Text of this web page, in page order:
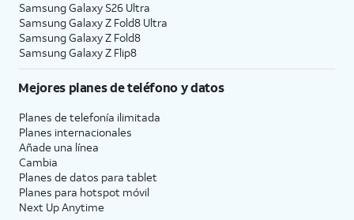
Samsung Galaxy S26 Ultra
Samsung Galaxy Z Fold8 Ultra
Samsung Galaxy Z Fold8
Samsung Galaxy Z Flip8
Mejores planes de teléfono y datos
Planes de telefonía ilimitada
Planes internacionales
Añade una línea
Cambia
Planes de datos para tablet
Planes para hotspot móvil
Next Up Anytime